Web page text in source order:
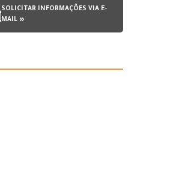
SOLICITAR INFORMAÇÕES VIA E-
MAIL »